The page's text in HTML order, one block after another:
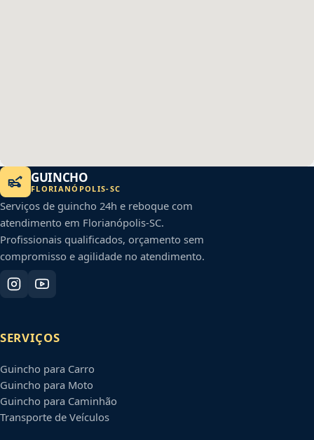
GUINCHO
FLORIANÓPOLIS-SC
Serviços de guincho 24h e reboque com
atendimento em Florianópolis-SC.
Profissionais qualificados, orçamento sem
compromisso e agilidade no atendimento.
SERVIÇOS
Guincho para Carro
Guincho para Moto
Guincho para Caminhão
Transporte de Veículos